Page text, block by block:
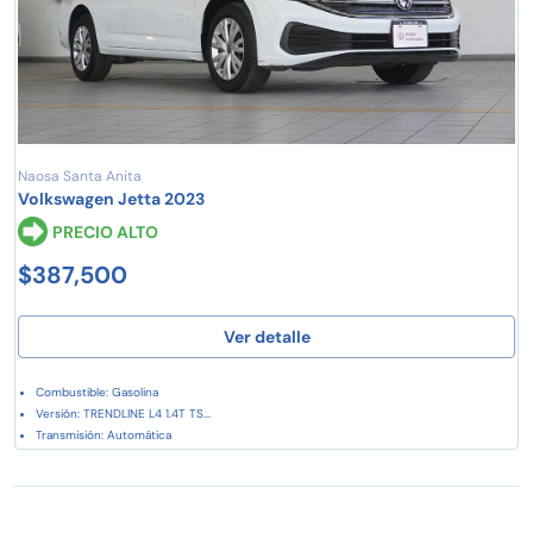
Naosa Santa Anita
Volkswagen Jetta 2023
PRECIO ALTO
$387,500
Ver detalle
Combustible: Gasolina
Versión: TRENDLINE L4 1.4T TS...
Transmisión: Automática